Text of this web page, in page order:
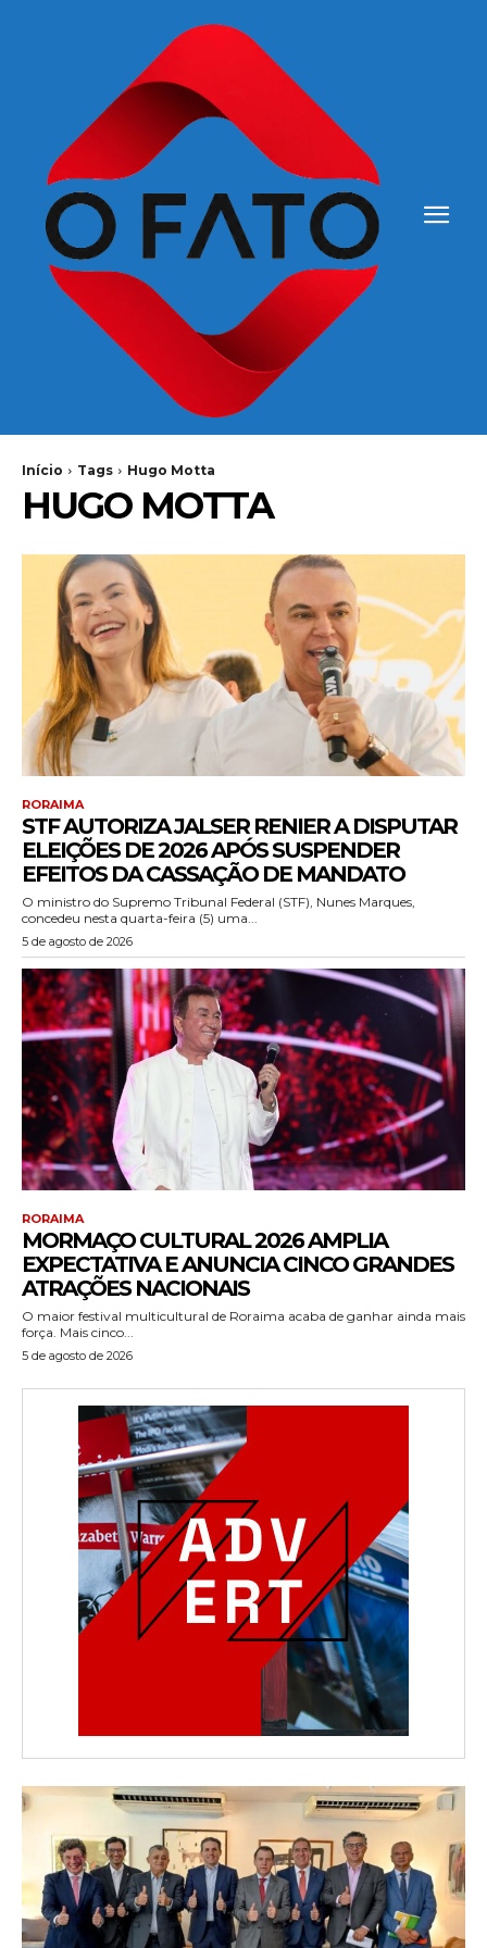
Início Tags Hugo Motta
HUGO MOTTA
RORAIMA
STF AUTORIZA JALSER RENIER A DISPUTAR
ELEIÇÕES DE 2026 APÓS SUSPENDER
EFEITOS DA CASSAÇÃO DE MANDATO
O ministro do Supremo Tribunal Federal (STF), Nunes Marques,
concedeu nesta quarta-feira (5) uma...
5 de agosto de 2026
RORAIMA
MORMAÇO CULTURAL 2026 AMPLIA
EXPECTATIVA E ANUNCIA CINCO GRANDES
ATRAÇÕES NACIONAIS
O maior festival multicultural de Roraima acaba de ganhar ainda mais
força. Mais cinco...
5 de agosto de 2026